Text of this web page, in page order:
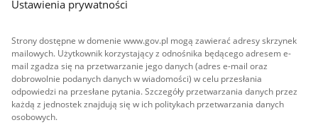
Ustawienia prywatności
Strony dostępne w domenie www.gov.pl mogą zawierać adresy skrzynek
mailowych. Użytkownik korzystający z odnośnika będącego adresem e-
mail zgadza się na przetwarzanie jego danych (adres e-mail oraz
dobrowolnie podanych danych w wiadomości) w celu przesłania
odpowiedzi na przesłane pytania. Szczegóły przetwarzania danych przez
każdą z jednostek znajdują się w ich politykach przetwarzania danych
osobowych.